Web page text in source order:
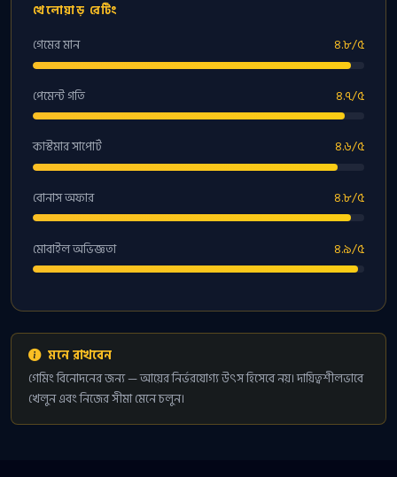
খেলোয়াড় রেটিং
গেমের মান ৪.৮/৫
পেমেন্ট গতি ৪.৭/৫
কাস্টমার সাপোর্ট ৪.৬/৫
বোনাস অফার ৪.৮/৫
মোবাইল অভিজ্ঞতা ৪.৯/৫
মনে রাখবেন
গেমিং বিনোদনের জন্য — আয়ের নির্ভরযোগ্য উৎস হিসেবে নয়। দায়িত্বশীলভাবে
খেলুন এবং নিজের সীমা মেনে চলুন।